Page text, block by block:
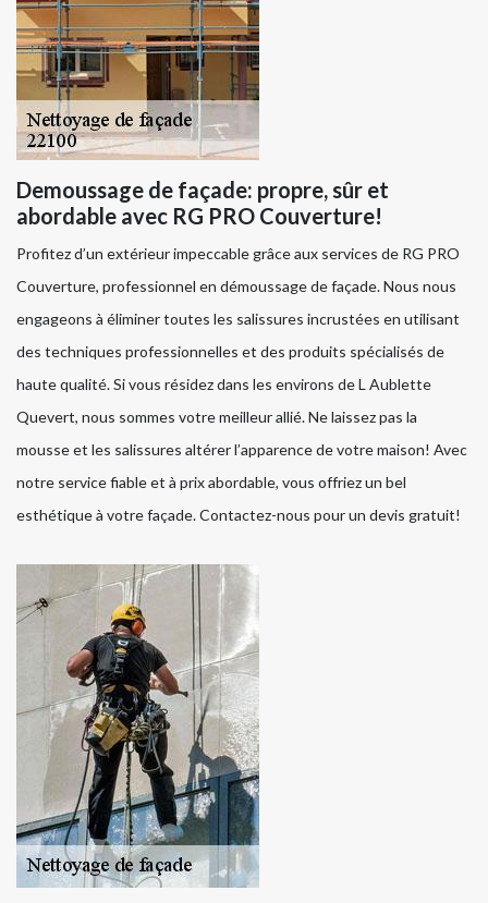
Demoussage de façade: propre, sûr et
abordable avec RG PRO Couverture!
Profitez d’un extérieur impeccable grâce aux services de RG PRO
Couverture, professionnel en démoussage de façade. Nous nous
engageons à éliminer toutes les salissures incrustées en utilisant
des techniques professionnelles et des produits spécialisés de
haute qualité. Si vous résidez dans les environs de L Aublette
Quevert, nous sommes votre meilleur allié. Ne laissez pas la
mousse et les salissures altérer l’apparence de votre maison! Avec
notre service fiable et à prix abordable, vous offriez un bel
esthétique à votre façade. Contactez-nous pour un devis gratuit!